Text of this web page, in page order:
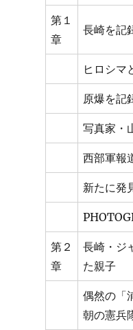
第１
章
長崎を記
ヒロシマ
原爆を記
写真家・
西部軍報
新たに発
第２
章
長崎・ジ
た親子
偶然の「
朝の憲兵